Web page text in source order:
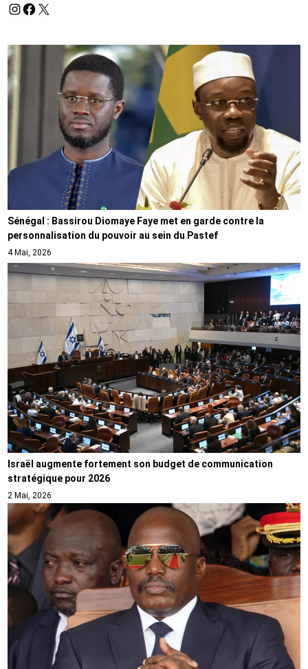
Sénégal : Bassirou Diomaye Faye met en garde contre la
personnalisation du pouvoir au sein du Pastef
4 Mai, 2026
Israël augmente fortement son budget de communication
stratégique pour 2026
2 Mai, 2026